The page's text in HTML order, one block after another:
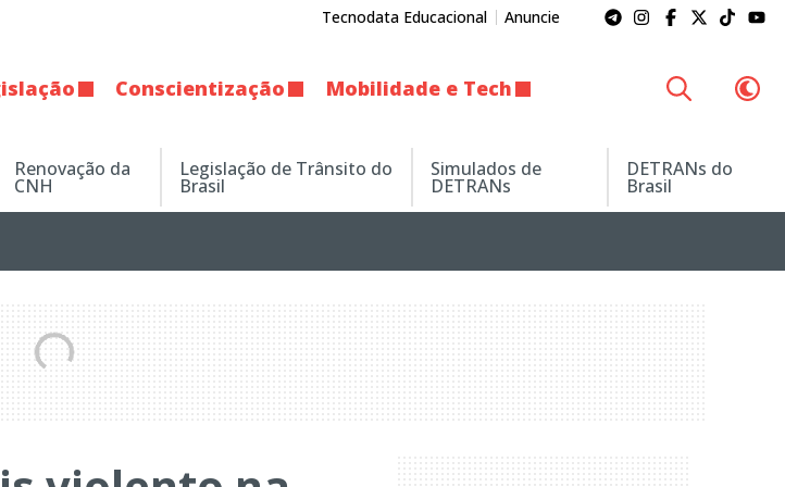
Tecnodata Educacional Anuncie
Conscientização Mobilidade e Tech
Renovação da
CNH
Legislação de Trânsito do
Brasil
Simulados de
DETRANs
DETRANs do
Brasil